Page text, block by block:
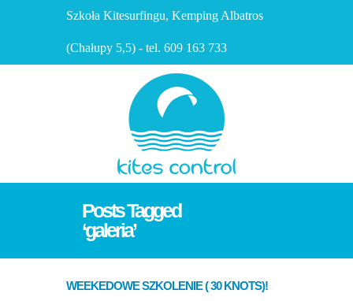
Szkoła Kitesurfingu, Kemping Albatros
(Chałupy 5,5) - tel. 609 163 733
Posts Tagged
‘galeria’
WEEKEDOWE SZKOLENIE ( 30 KNOTS)!